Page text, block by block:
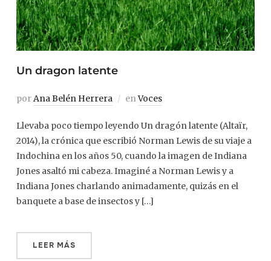
Un dragon latente
porAna Belén Herrera enVoces
Llevaba poco tiempo leyendo Un dragón latente (Altaïr,
2014), la crónica que escribió Norman Lewis de su viaje a
Indochina en los años 50, cuando la imagen de Indiana
Jones asaltó mi cabeza. Imaginé a Norman Lewis y a
Indiana Jones charlando animadamente, quizás en el
banquete a base de insectos y […]
LEER MÁS